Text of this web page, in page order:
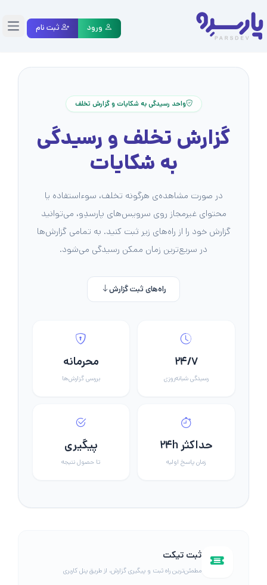
ورود ثبت نام منو
واحد رسیدگی به شکایات و گزارش تخلف
گزارش تخلف و رسیدگی
به شکایات
در صورت مشاهده‌ی هرگونه تخلف، سوءاستفاده یا
محتوای غیرمجاز روی سرویس‌های پارسدِو، می‌توانید
گزارش خود را از راه‌های زیر ثبت کنید. به تمامی گزارش‌ها
در سریع‌ترین زمان ممکن رسیدگی می‌شود.
راه‌های ثبت گزارش
۲۴/۷
رسیدگی شبانه‌روزی
محرمانه
بررسی گزارش‌ها
حداکثر ۲۴h
زمان پاسخ اولیه
پیگیری
تا حصول نتیجه
ثبت تیکت
مطمئن‌ترین راه ثبت و پیگیری گزارش، از طریق پنل کاربری